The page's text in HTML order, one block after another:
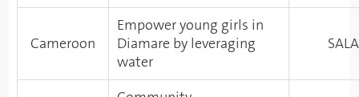
Cameroon
Empower young girls in
Diamare by leveraging
water